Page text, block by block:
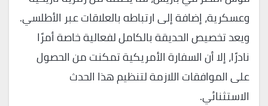
وعسكرية، إضافة إلى ارتباطه بالعلاقات عبر الأطلسي.
ويعد تخصيص الحديقة بالكامل لفعالية خاصة أمرًا
نادرًا، إلا أن السفارة الأمريكية تمكنت من الحصول
على الموافقات اللازمة لتنظيم هذا الحدث
الاستثنائي.